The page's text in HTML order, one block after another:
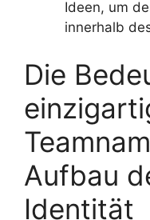
Ideen, um
innerhalb
Die
Aufbau
Identität